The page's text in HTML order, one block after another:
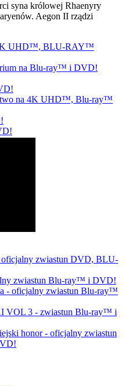
syna królowej Rhaenyry
Aegon II rządzi
4K UHD™, BLU-RAY™
na Blu-ray™ i DVD!
na 4K UHD™, Blu-ray™
zwiastun DVD, BLU-
zwiastun Blu-ray™ i DVD!
- oficjalny zwiastun Blu-ray™
3 - zwiastun Blu-ray™ i
honor - oficjalny zwiastun